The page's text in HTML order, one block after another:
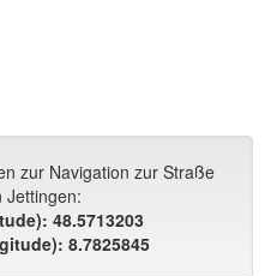
zur Navigation zur Straße
Jettingen:
48.5713203
8.7825845